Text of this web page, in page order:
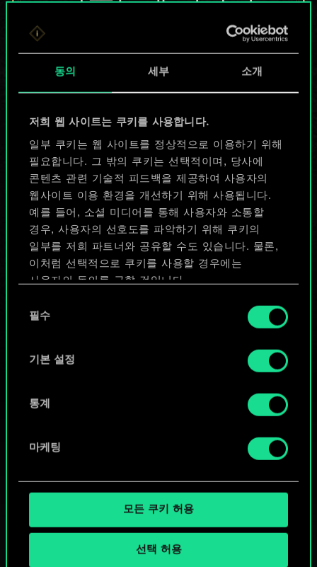
동의 세부 소개
저희 웹 사이트는 쿠키를 사용합니다.
일부 쿠키는 웹 사이트를 정상적으로 이용하기 위해
필요합니다. 그 밖의 쿠키는 선택적이며, 당사에
콘텐츠 관련 기술적 피드백을 제공하여 사용자의
웹사이트 이용 환경을 개선하기 위해 사용됩니다.
예를 들어, 소셜 미디어를 통해 사용자와 소통할
경우, 사용자의 선호도를 파악하기 위해 쿠키의
일부를 저희 파트너와 공유할 수도 있습니다. 물론,
이처럼 선택적으로 쿠키를 사용할 경우에는
사용자의 동의를 구할 것입니다.
쿠키 사용에 관한 세부 사항이나 관련 설정은 아래의
필수
기본 설정
통계
마케팅
모든 쿠키 허용
선택 허용
무궁무진한
가능성을 가지고
있습니다!
덱 이름 짓기 & 가이드 작성하기
덱 편집
또는